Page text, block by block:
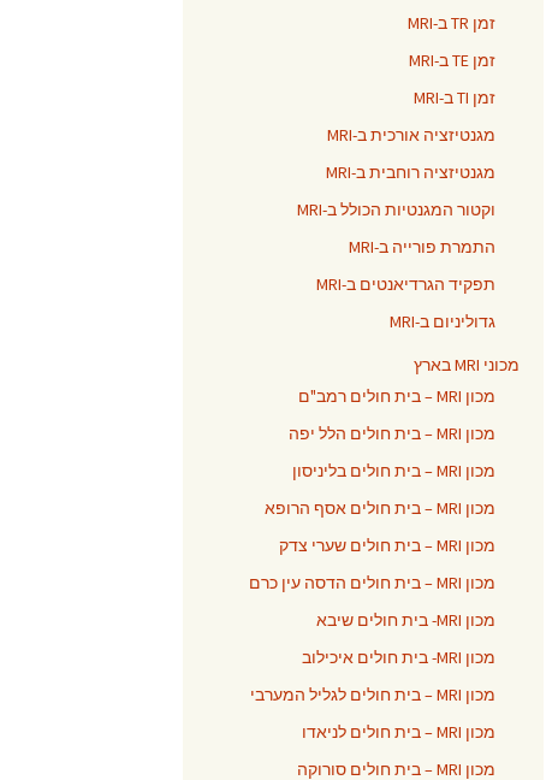
זמן TR ב-MRI
זמן TE ב-MRI
זמן TI ב-MRI
מגנטיזציה אורכית ב-MRI
מגנטיזציה רוחבית ב-MRI
וקטור המגנטיות הכולל ב-MRI
התמרת פורייה ב-MRI
תפקיד הגרדיאנטים ב-MRI
גדוליניום ב-MRI
מכוני MRI בארץ
מכון MRI – בית חולים רמב"ם
מכון MRI – בית חולים הלל יפה
מכון MRI – בית חולים בליניסון
מכון MRI – בית חולים אסף הרופא
מכון MRI – בית חולים שערי צדק
מכון MRI – בית חולים הדסה עין כרם
מכון MRI- בית חולים שיבא
מכון MRI- בית חולים איכילוב
מכון MRI – בית חולים לגליל המערבי
מכון MRI – בית חולים לניאדו
מכון MRI – בית חולים סורוקה